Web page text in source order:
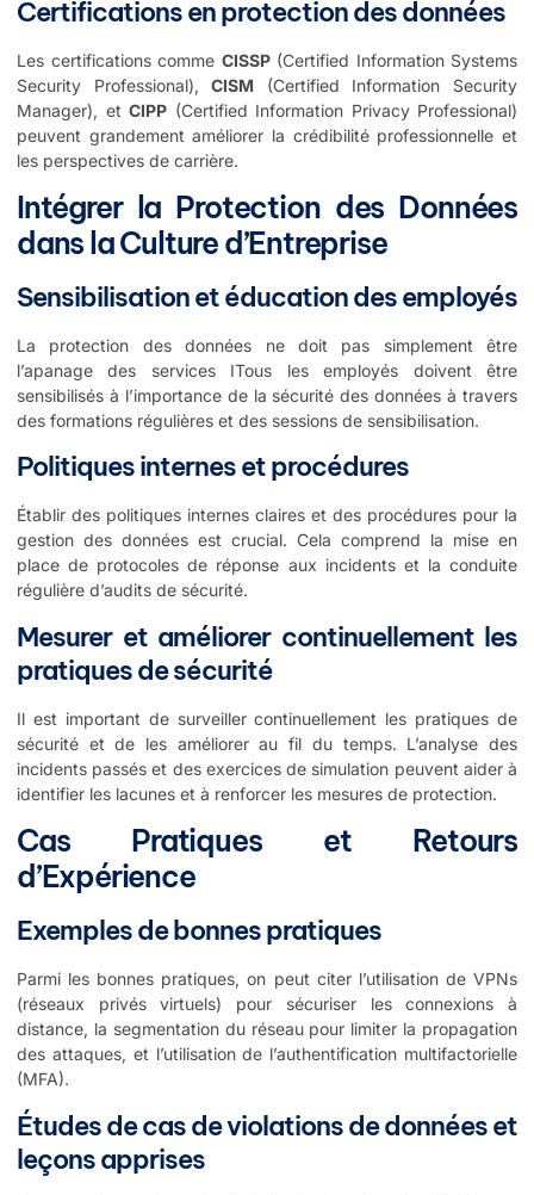
Certifications en protection des données
Les certifications comme CISSP(Certified Information Systems
Security Professional),CISM (Certified Information Security
Manager), et CIPP (Certified Information Privacy Professional)
peuvent grandement améliorer la crédibilité professionnelle et
les perspectives de carrière.
Intégrer la Protection des Données
dans la Culture d’Entreprise
Sensibilisation et éducation des employés
La protection des données ne doit pas simplement être
l’apanage des services ITous les employés doivent être
sensibilisés à l’importance de la sécurité des données à travers
des formations régulières et des sessions de sensibilisation.
Politiques internes et procédures
Établir des politiques internes claires et des procédures pour la
gestion des données est crucial. Cela comprend la mise en
place de protocoles de réponse aux incidents et la conduite
régulière d’audits de sécurité.
Mesurer et améliorer continuellement les
pratiques de sécurité
Il est important de surveiller continuellement les pratiques de
sécurité et de les améliorer au fil du temps. L’analyse des
incidents passés et des exercices de simulation peuvent aider à
identifier les lacunes et à renforcer les mesures de protection.
Cas Pratiques et Retours
d’Expérience
Exemples de bonnes pratiques
Parmi les bonnes pratiques, on peut citer l’utilisation de VPNs
(réseaux privés virtuels) pour sécuriser les connexions à
distance, la segmentation du réseau pour limiter la propagation
des attaques, et l’utilisation de l’authentification multifactorielle
(MFA).
Études de cas de violations de données et
leçons apprises